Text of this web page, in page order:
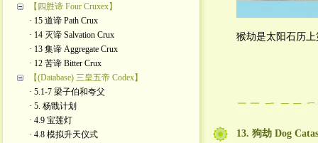
【四胜谛 Four Cruxex】
· 15 道谛 Path Crux
· 14 灭谛 Salvation Crux
· 13 集谛 Aggregate Crux
· 12 苦谛 Bitter Crux
【(Database) 三皇五帝 Codex】
· 5.1-7 梁子伯和夸父
· 5. 杨戬计划
· 4.9 宝莲灯
· 4.8 模拟升天仪式
猴劫是太阳石历上
13. 狗劫 Dog